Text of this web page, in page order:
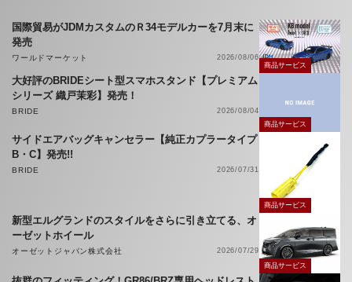
国際貿易がJDMカスタムのＲ34モデルカーを7月末に
発売
ワールドマーケット
2026/08/06
商品サービス
大好評のBRIDEシート型スマホスタンド【プレミアム
シリーズ 織戸茉彩】発売！
BRIDE
2026/08/04
商品サービス
サイドエアバッグキャンセラー【純正カプラータイプ
B・C】発売!!
BRIDE 2026/07/31
商品サービス
新型エルグランドのスタイルをさらに引き立てる、オ
ーゼットホイール
オーゼットジャパン株式会社
2026/07/29
商品サービス